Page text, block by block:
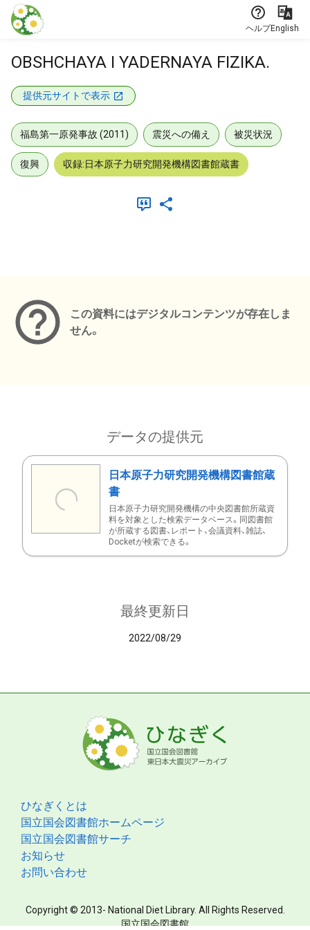
本文に飛ぶ
ヘルプEnglish
OBSHCHAYA I YADERNAYA FIZIKA.
提供元サイトで表示
福島第一原発事故 (2011) 震災への備え 被災状況
復興 収録:日本原子力研究開発機構図書館蔵書
この資料にはデジタルコンテンツが存在しま
せん。
データの提供元
日本原子力研究開発機構図書館蔵
書
日本原子力研究開発機構の中央図書館所蔵資
料を対象とした検索データベース。同図書館
が所蔵する図書、レポート、会議資料、雑誌、
Docketが検索できる。
最終更新日
2022/08/29
ひなぎくとは
国立国会図書館ホームページ
国立国会図書館サーチ
お知らせ
お問い合わせ
Copyright © 2013- National Diet Library. All Rights Reserved.